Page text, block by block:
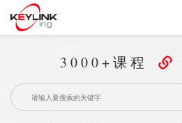
3000+课程